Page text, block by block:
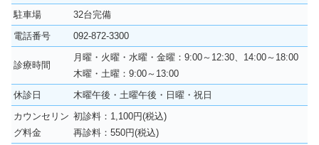
駐車場
32台完備
電話番号
092-872-3300
診療時間
月曜・火曜・水曜・金曜：9:00～12:30、14:00～18:00
木曜・土曜：9:00～13:00
休診日
木曜午後・土曜午後・日曜・祝日
カウンセリン
グ料金
初診料：1,100円(税込)
再診料：550円(税込)